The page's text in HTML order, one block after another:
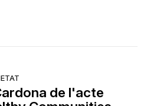
de l'acte